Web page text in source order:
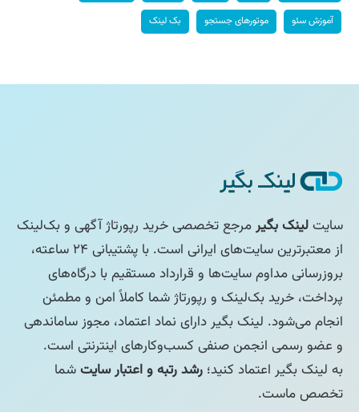
آموزش سئو موتورهای جستجو بک لینک
سایتلینک بگیرمرجع تخصصی خرید رپورتاژ آگهی و بک‌لینک
از معتبرترین سایت‌های ایرانی است. با پشتیبانی ۲۴ ساعته،
بروزرسانی مداوم سایت‌ها و قرارداد مستقیم با درگاه‌های
پرداخت، خرید بک‌لینک و رپورتاژ شما کاملاً امن و مطمئن
انجام می‌شود. لینک بگیر دارای نماد اعتماد، مجوز ساماندهی
و عضو رسمی انجمن صنفی کسب‌وکارهای اینترنتی است.
به لینک بگیر اعتماد کنید؛ رشد رتبه و اعتبار سایتشما
تخصص ماست.